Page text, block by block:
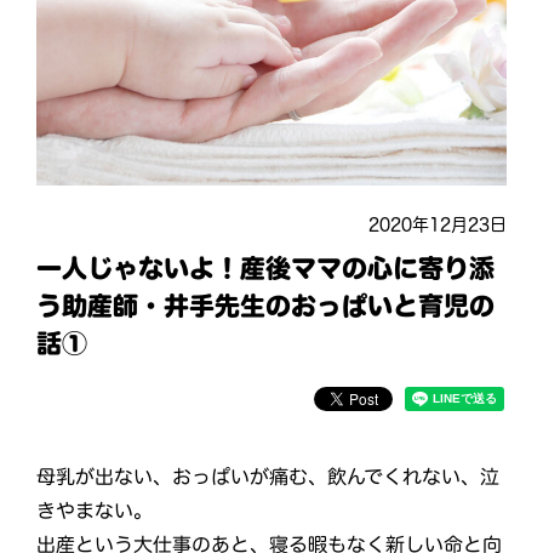
2020年12月23日
一人じゃないよ！産後ママの心に寄り添
う助産師・井手先生のおっぱいと育児の
話①
母乳が出ない、おっぱいが痛む、飲んでくれない、泣
きやまない。
出産という大仕事のあと、寝る暇もなく新しい命と向